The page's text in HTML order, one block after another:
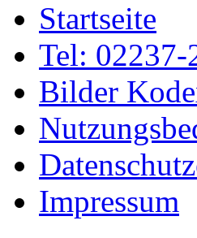
Startseite
Tel: 02237-
Bilder
Impressum